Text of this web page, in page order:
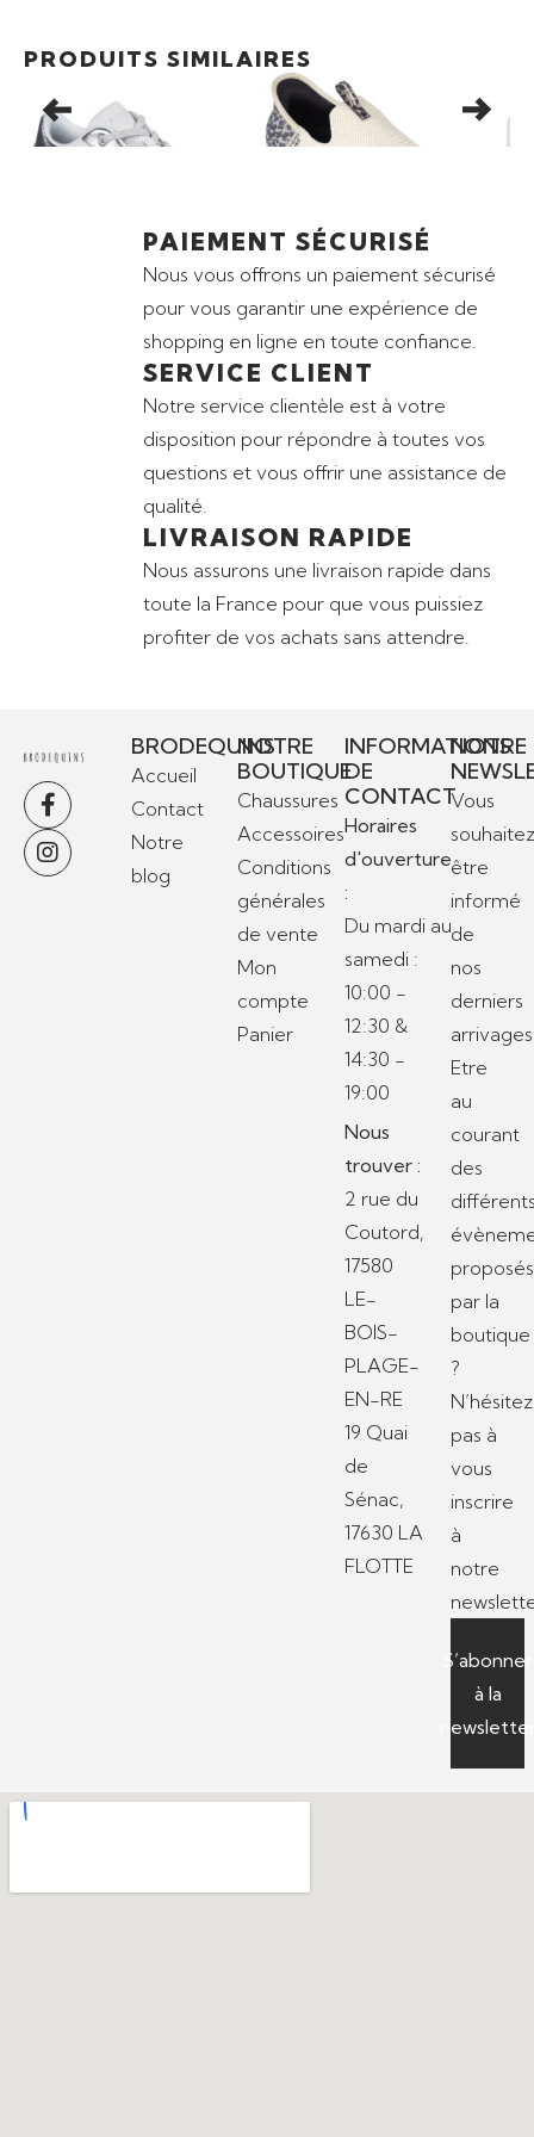
PRODUITS SIMILAIRES
66,50 €
Promo
CTL – LUXE STEPS
Promo
BASKETS SKECHERS
ULTRA FLEX 3.0
PAIEMENT SÉCURISÉ
Nous vous offrons un paiement sécurisé
pour vous garantir une expérience de
shopping en ligne en toute confiance.
SERVICE CLIENT
Notre service clientèle est à votre
disposition pour répondre à toutes vos
questions et vous offrir une assistance de
qualité.
LIVRAISON RAPIDE
Nous assurons une livraison rapide dans
toute la France pour que vous puissiez
profiter de vos achats sans attendre.
BRODEQUINS
Accueil
Contact
Notre
blog
NOTRE
BOUTIQUE
Chaussures
Accessoires
Conditions
générales
de vente
Mon
compte
Panier
INFORMATIONS
DE
CONTACT
Horaires
d'ouverture
:
Du mardi au
samedi :
10:00 -
12:30 &
14:30 -
19:00
Nous
trouver :
2 rue du
Coutord,
17580
LE-
BOIS-
PLAGE-
EN-RE
19 Quai
de
Sénac,
17630 LA
FLOTTE
NOTRE
Vous
être
informé
de
nos
derniers
Etre
au
courant
des
proposés
par la
boutique
?
N’hésitez
pas à
vous
inscrire
à
notre
S’abonner
à la